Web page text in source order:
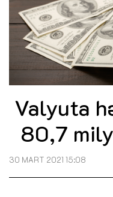
Valyuta
80,7
30 MART 2021 15:08